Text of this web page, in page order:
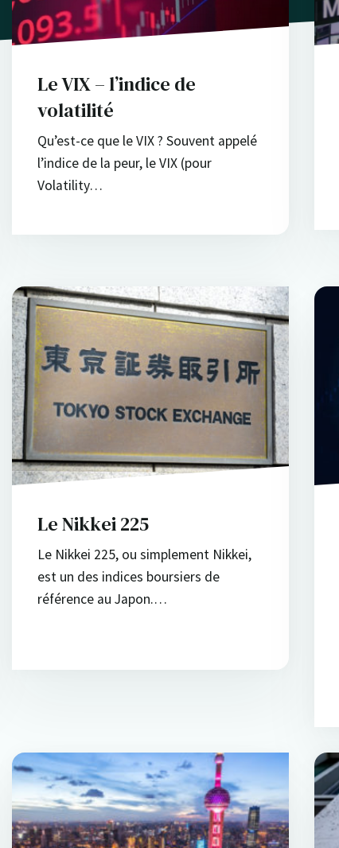
Le VIX – l’indice de
volatilité
Qu’est-ce que le VIX ? Souvent appelé
l’indice de la peur, le VIX (pour
Volatility…
Le Nikkei 225
Le Nikkei 225, ou simplement Nikkei,
est un des indices boursiers de
référence au Japon.…